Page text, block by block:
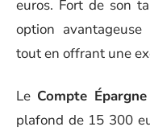
euros. Fort de son
option
tout en offrant une
Le Compte
plafond de 15 300